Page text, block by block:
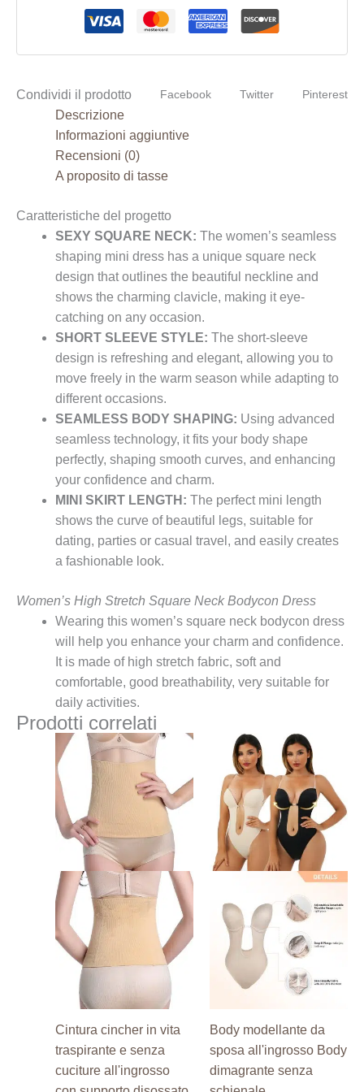
Condividi il prodotto Facebook Twitter Pinterest
Descrizione
Informazioni aggiuntive
Recensioni (0)
A proposito di tasse
Caratteristiche del progetto
SEXY SQUARE NECK: The women’s seamless
shaping mini dress has a unique square neck
design that outlines the beautiful neckline and
shows the charming clavicle, making it eye-
catching on any occasion.
SHORT SLEEVE STYLE: The short-sleeve
design is refreshing and elegant, allowing you to
move freely in the warm season while adapting to
different occasions.
SEAMLESS BODY SHAPING: Using advanced
seamless technology, it fits your body shape
perfectly, shaping smooth curves, and enhancing
your confidence and charm.
MINI SKIRT LENGTH: The perfect mini length
shows the curve of beautiful legs, suitable for
dating, parties or casual travel, and easily creates
a fashionable look.
Women’s High Stretch Square Neck Bodycon Dress
Wearing this women’s square neck bodycon dress
will help you enhance your charm and confidence.
It is made of high stretch fabric, soft and
comfortable, good breathability, very suitable for
daily activities.
Prodotti correlati
Cintura cincher in vita
traspirante e senza
cuciture all'ingrosso
Questo
prodotto
ha
più
varianti.
opzioni
possono
essere
scelte
nella
pagina
prodotto
Body modellante da
sposa all'ingrosso Body
dimagrante senza
Questo
prodotto
ha
più
varianti.
Le
opzioni
possono
essere
scelte
nella
del